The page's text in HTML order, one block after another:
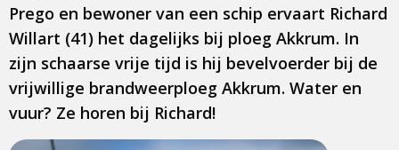
Prego en bewoner van een schip ervaart Richard
Willart (41) het dagelijks bij ploeg Akkrum. In
zijn schaarse vrije tijd is hij bevelvoerder bij de
vrijwillige brandweerploeg Akkrum. Water en
vuur? Ze horen bij Richard!